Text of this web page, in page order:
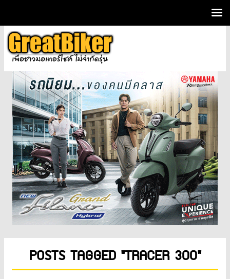
POSTS TAGGED "TRACER 300"